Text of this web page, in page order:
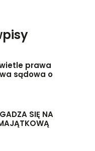
prawa
sądowa o
SIĘ NA